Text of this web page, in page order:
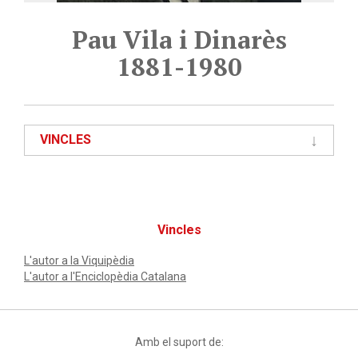
Pau Vila i Dinarès
1881-1980
VINCLES
Vincles
L'autor a la Viquipèdia
L'autor a l'Enciclopèdia Catalana
Amb el suport de: